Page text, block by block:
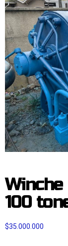
100
$35.000.000